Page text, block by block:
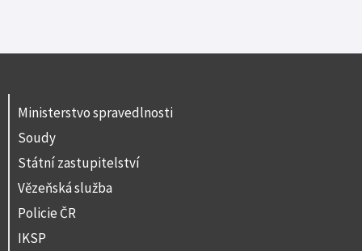
Ministerstvo spravedlnosti
Soudy
Státní zastupitelství
Vězeňská služba
Policie ČR
IKSP